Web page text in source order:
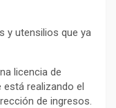
y utensilios que ya
licencia de
realizando el
de ingresos.